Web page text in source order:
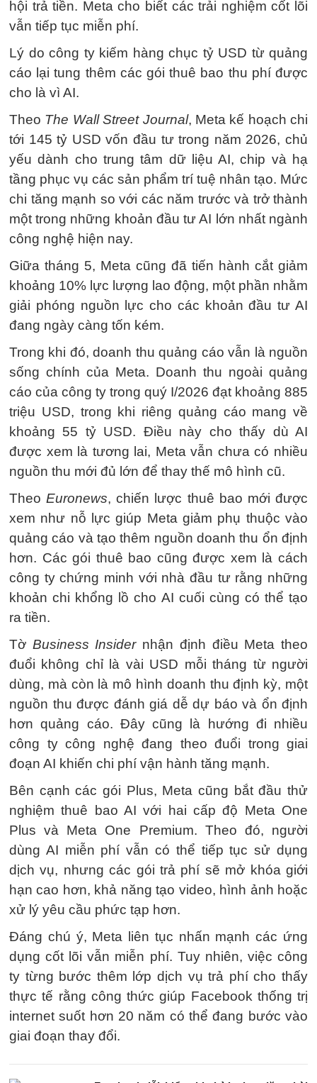
hội trả tiền. Meta cho biết các trải nghiệm cốt lõi
vẫn tiếp tục miễn phí.
Lý do công ty kiếm hàng chục tỷ USD từ quảng
cáo lại tung thêm các gói thuê bao thu phí được
cho là vì AI.
Theo The Wall Street Journal, Meta kế hoạch chi
tới 145 tỷ USD vốn đầu tư trong năm 2026, chủ
yếu dành cho trung tâm dữ liệu AI, chip và hạ
tầng phục vụ các sản phẩm trí tuệ nhân tạo. Mức
chi tăng mạnh so với các năm trước và trở thành
một trong những khoản đầu tư AI lớn nhất ngành
công nghệ hiện nay.
Giữa tháng 5, Meta cũng đã tiến hành cắt giảm
khoảng 10% lực lượng lao động, một phần nhằm
giải phóng nguồn lực cho các khoản đầu tư AI
đang ngày càng tốn kém.
Trong khi đó, doanh thu quảng cáo vẫn là nguồn
sống chính của Meta. Doanh thu ngoài quảng
cáo của công ty trong quý I/2026 đạt khoảng 885
triệu USD, trong khi riêng quảng cáo mang về
khoảng 55 tỷ USD. Điều này cho thấy dù AI
được xem là tương lai, Meta vẫn chưa có nhiều
nguồn thu mới đủ lớn để thay thế mô hình cũ.
TheoEuronews, chiến lược thuê bao mới được
xem như nỗ lực giúp Meta giảm phụ thuộc vào
quảng cáo và tạo thêm nguồn doanh thu ổn định
hơn. Các gói thuê bao cũng được xem là cách
công ty chứng minh với nhà đầu tư rằng những
khoản chi khổng lồ cho AI cuối cùng có thể tạo
ra tiền.
Tờ Business Insidernhận định điều Meta theo
đuổi không chỉ là vài USD mỗi tháng từ người
dùng, mà còn là mô hình doanh thu định kỳ, một
nguồn thu được đánh giá dễ dự báo và ổn định
hơn quảng cáo. Đây cũng là hướng đi nhiều
công ty công nghệ đang theo đuổi trong giai
đoạn AI khiến chi phí vận hành tăng mạnh.
Bên cạnh các gói Plus, Meta cũng bắt đầu thử
nghiệm thuê bao AI với hai cấp độ Meta One
Plus và Meta One Premium. Theo đó, người
dùng AI miễn phí vẫn có thể tiếp tục sử dụng
dịch vụ, nhưng các gói trả phí sẽ mở khóa giới
hạn cao hơn, khả năng tạo video, hình ảnh hoặc
xử lý yêu cầu phức tạp hơn.
Đáng chú ý, Meta liên tục nhấn mạnh các ứng
dụng cốt lõi vẫn miễn phí. Tuy nhiên, việc công
ty từng bước thêm lớp dịch vụ trả phí cho thấy
thực tế rằng công thức giúp Facebook thống trị
internet suốt hơn 20 năm có thể đang bước vào
giai đoạn thay đổi.